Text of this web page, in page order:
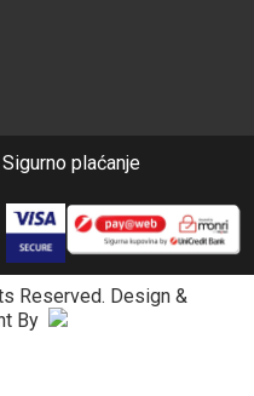
Sigurno plaćanje
Reserved. Design &
By